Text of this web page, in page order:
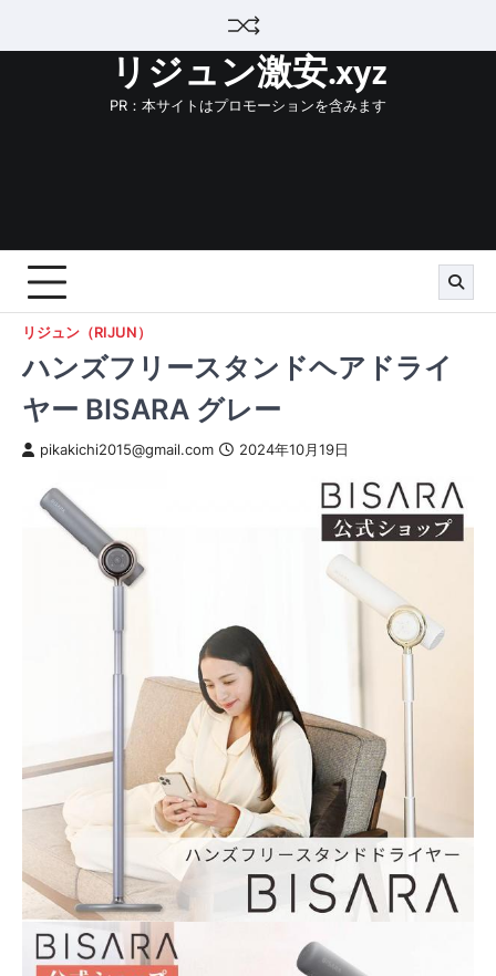
リジュン激安.xyz
PR：本サイトはプロモーションを含みます
リジュン（RIJUN）
ハンズフリースタンドヘアドライ
ヤー BISARA グレー
pikakichi2015@gmail.com 2024年10月19日